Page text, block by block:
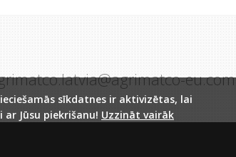
eu.com
sīkdatnes ir aktivizētas, lai
Jūsu piekrišanu! Uzzināt vairāk